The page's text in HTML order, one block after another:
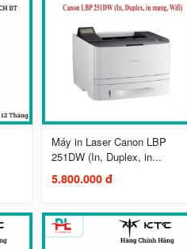
Máy in Laser Canon LBP
251DW (In, Duplex, in...
5.800.000 đ